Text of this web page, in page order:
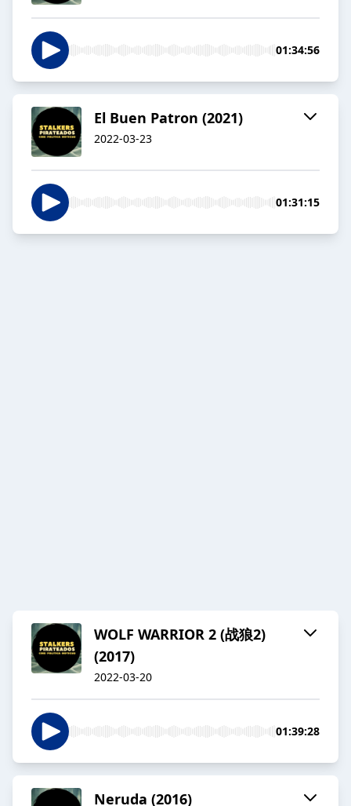
01:34:56
El Buen Patron (2021)
2022-03-23
01:31:15
WOLF WARRIOR 2 (战狼2)
(2017)
2022-03-20
01:39:28
Neruda (2016)